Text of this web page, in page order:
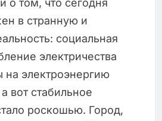
о том, что сегодня
в странную и
социальная
электричества
на электроэнергию
вот стабильное
роскошью. Город,